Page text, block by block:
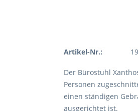
Artikel-Nr.:
Der Bürostuhl
Personen
einen ständigen
ausgerichtet ist.